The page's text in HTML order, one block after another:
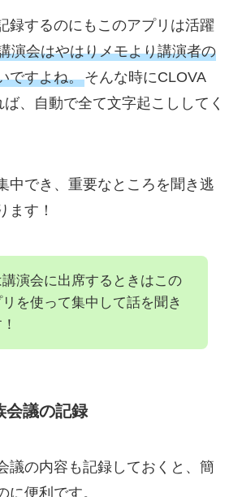
録するのにもこのアプリは活躍
演会はやはりメモより講演者の
ですよね。そんな時にCLOVA
、自動で全て文字起こししてく
中でき、重要なところを聞き逃
ます！
演会に出席するときはこの
を使って集中して話を聞き
会議の記録
議の内容も記録しておくと、簡
に便利です。